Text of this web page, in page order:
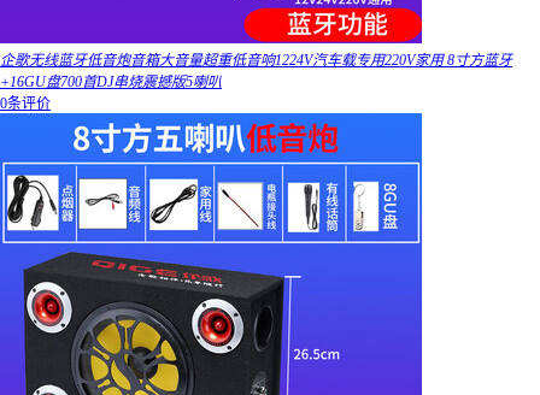
企歌无线蓝牙低音炮音箱大音量超重低音响1224V汽车载专用220V家用 8寸方蓝牙
+16GU盘700首DJ串烧震撼版5喇叭
0条评价